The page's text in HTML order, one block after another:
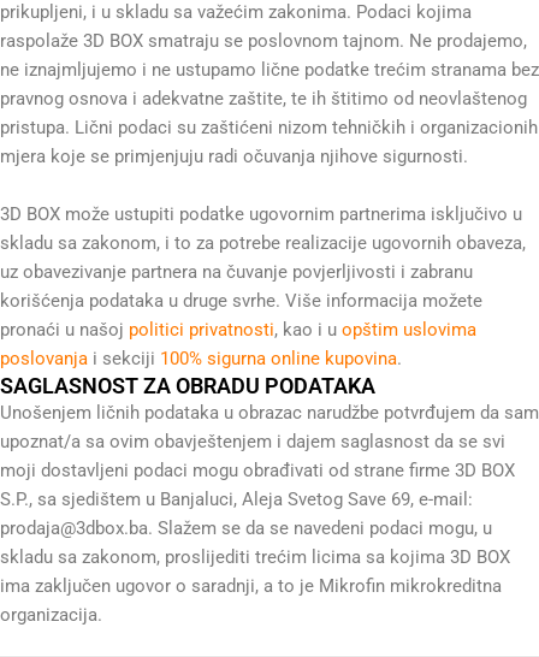
prikupljeni, i u skladu sa važećim zakonima. Podaci kojima
raspolaže 3D BOX smatraju se poslovnom tajnom. Ne prodajemo,
ne iznajmljujemo i ne ustupamo lične podatke trećim stranama bez
pravnog osnova i adekvatne zaštite, te ih štitimo od neovlaštenog
pristupa. Lični podaci su zaštićeni nizom tehničkih i organizacionih
mjera koje se primjenjuju radi očuvanja njihove sigurnosti.
3D BOX može ustupiti podatke ugovornim partnerima isključivo u
skladu sa zakonom, i to za potrebe realizacije ugovornih obaveza,
uz obavezivanje partnera na čuvanje povjerljivosti i zabranu
korišćenja podataka u druge svrhe. Više informacija možete
pronaći u našoj politici privatnosti, kao i u opštim uslovima
poslovanja i sekciji 100% sigurna online kupovina.
SAGLASNOST ZA OBRADU PODATAKA
Unošenjem ličnih podataka u obrazac narudžbe potvrđujem da sam
upoznat/a sa ovim obavještenjem i dajem saglasnost da se svi
moji dostavljeni podaci mogu obrađivati od strane firme 3D BOX
S.P., sa sjedištem u Banjaluci, Aleja Svetog Save 69, e-mail:
prodaja@3dbox.ba. Slažem se da se navedeni podaci mogu, u
skladu sa zakonom, proslijediti trećim licima sa kojima 3D BOX
ima zaključen ugovor o saradnji, a to je Mikrofin mikrokreditna
organizacija.